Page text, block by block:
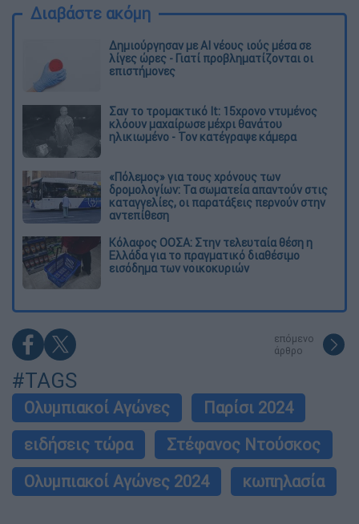
Διαβάστε ακόμη
Δημιούργησαν με AI νέους ιούς μέσα σε
λίγες ώρες - Γιατί προβληματίζονται οι
επιστήμονες
Σαν το τρομακτικό It: 15χρονο ντυμένος
κλόουν μαχαίρωσε μέχρι θανάτου
ηλικιωμένο - Τον κατέγραψε κάμερα
«Πόλεμος» για τους χρόνους των
δρομολογίων: Τα σωματεία απαντούν στις
καταγγελίες, οι παρατάξεις περνούν στην
αντεπίθεση
Κόλαφος ΟΟΣΑ: Στην τελευταία θέση η
Ελλάδα για το πραγματικό διαθέσιμο
εισόδημα των νοικοκυριών
επόμενο
άρθρο
#TAGS
Ολυμπιακοί Αγώνες
Παρίσι 2024
ειδήσεις τώρα
Στέφανος Ντούσκος
Ολυμπιακοί Αγώνες 2024
κωπηλασία